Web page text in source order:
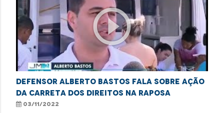
play_circle_outline
Defensor Alberto Bastos fala sobre ação
da carreta dos direitos na Raposa
03/11/2022